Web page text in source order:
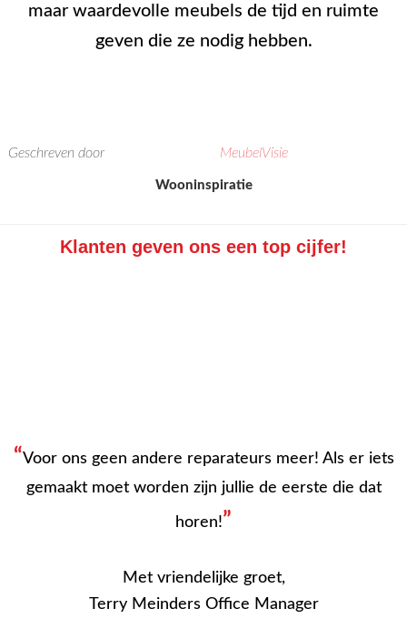
maar waardevolle meubels de tijd en ruimte
geven die ze nodig hebben.
Geschreven door MeubelVisie
Categorieën
Wooninspiratie
Klanten geven ons een top cijfer!
“Voor ons geen andere reparateurs meer! Als er iets
gemaakt moet worden zijn jullie de eerste die dat
horen!”
Met vriendelijke groet,
Terry Meinders Office Manager